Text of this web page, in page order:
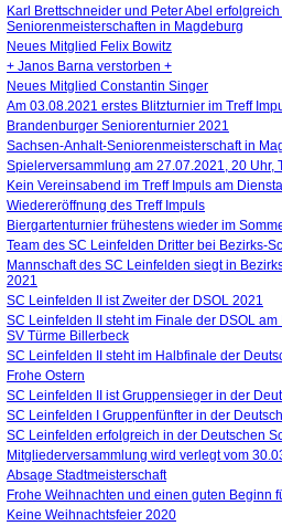
Karl Brettschneider und Peter Abel
Seniorenmeisterschaften in Magdeburg
Neues Mitglied Felix Bowitz
+ Janos Barna verstorben +
Neues Mitglied Constantin Singer
Am 03.08.2021 erstes Blitzturnier im Treff
Brandenburger Seniorenturnier 2021
Sachsen-Anhalt-Seniorenmeisterschaft in
Spielerversammlung am 27.07.2021, 20 Uhr,
Kein Vereinsabend im Treff Impuls am
Wiedereröffnung des Treff Impuls
Biergartenturnier frühestens wieder im
Team des SC Leinfelden Dritter bei Bezirks-
Mannschaft des SC Leinfelden siegt in
2021
SC Leinfelden II ist Zweiter der DSOL 2021
SC Leinfelden II steht im Finale der DSOL
SV Türme Billerbeck
SC Leinfelden II steht im Halbfinale der
Frohe Ostern
SC Leinfelden II ist Gruppensieger in der
SC Leinfelden I Gruppenfünfter in der
SC Leinfelden erfolgreich in der Deutschen
Mitgliederversammlung wird verlegt vom
Absage Stadtmeisterschaft
Frohe Weihnachten und einen guten Beginn
Keine Weihnachtsfeier 2020